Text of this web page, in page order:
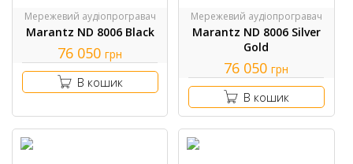
Мережевий аудіопрогравач
Marantz ND 8006 Black
76 050 грн
В кошик
Мережевий аудіопрогравач
Marantz ND 8006 Silver
Gold
76 050 грн
В кошик